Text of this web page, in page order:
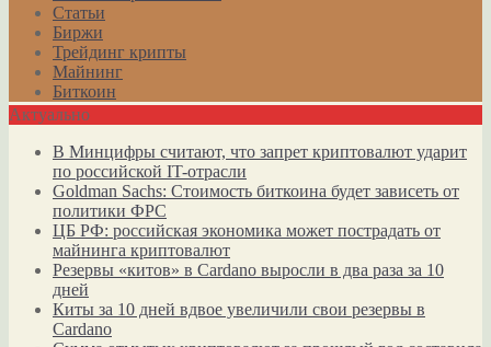
Статьи
Биржи
Трейдинг крипты
Майнинг
Биткоин
Актуально
В Минцифры считают, что запрет криптовалют ударит
по российской IT-отрасли
Goldman Sachs: Стоимость биткоина будет зависеть от
политики ФРС
ЦБ РФ: российская экономика может пострадать от
майнинга криптовалют
Резервы «китов» в Cardano выросли в два раза за 10
дней
Киты за 10 дней вдвое увеличили свои резервы в
Cardano